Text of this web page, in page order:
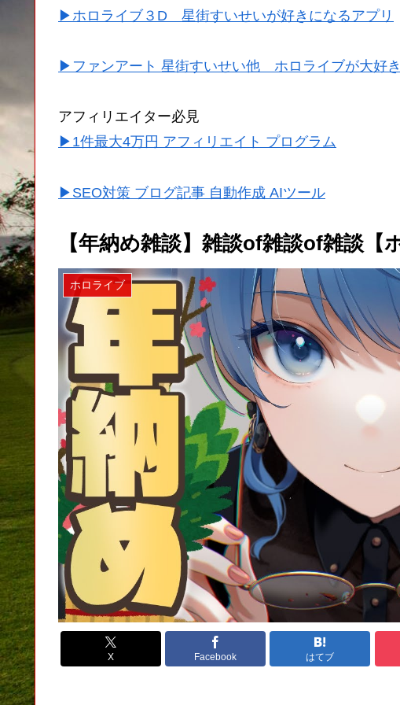
▶ホロライブ３D 星街すいせいが好きになるアプリ
▶ファンアート 星街すいせい他 ホロライブが大好
アフィリエイター必見
▶1件最大4万円 アフィリエイト プログラム
▶SEO対策 ブログ記事 自動作成 AIツール
【年納め雑談】雑談of雑談of雑談【
ホロライブ
X Facebook はてブ